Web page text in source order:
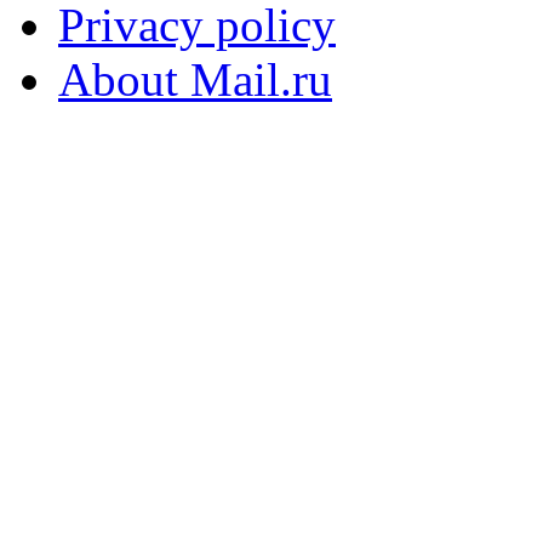
Privacy policy
About Mail.ru